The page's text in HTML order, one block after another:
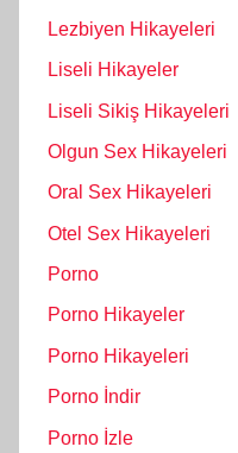
Lezbiyen Hikayeleri
Liseli Hikayeler
Liseli Sikiş Hikayeleri
Olgun Sex Hikayeleri
Oral Sex Hikayeleri
Otel Sex Hikayeleri
Porno
Porno Hikayeler
Porno Hikayeleri
Porno İndir
Porno İzle